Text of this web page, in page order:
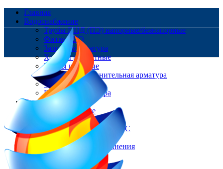
Главная
Водоснабжение
Трубы ПНД (ПЭ) напорные/безнапорные
Фитинг ПЭ
Запорная арматура
Хомуты ремонтные
Краны шаровые
Ремонтно-соединительная арматура
Фланцы
Пожарная арматура
Газоснабжение
Трубы Газовые
Фитинг ПЭ
Цокольные вводы/НСПС
Краны шаровые
Изолирующие соединения
Контакты
Доставка и оплата